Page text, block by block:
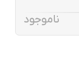
ناموجود